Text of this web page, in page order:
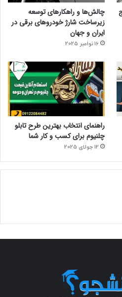
چالش‌ها و راهکارهای توسعه
زیرساخت شارژ خودروهای برقی در
ایران و جهان
16 نوامبر 2025
راهنمای انتخاب بهترین طرح تابلو
چلنیوم برای کسب و کار شما
12 جولای 2025